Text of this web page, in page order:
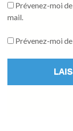
Prévenez-moi
mail.
Prévenez-moi